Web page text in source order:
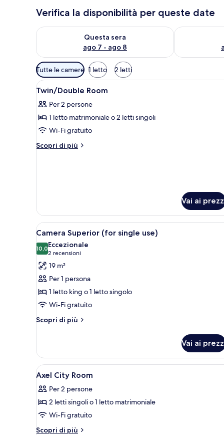
Verifica la disponibilità per queste date
Questa sera
ago 7 - ago 8
Verifica la disponibilità per questa sera, ago 7 - ago 8
Verifica la
Filtri
disponibili
per
camere
Tutte le camere 1 letto 2 letti
Apri
tutte
le
foto
per
Twin/Double
2
Twin/Double Room
Per 2 persone
1 letto matrimoniale o 2 letti singoli
Wi-Fi gratuito
Scopri di più
Altri
Vai ai
Apri
tutte
le
foto
per
Camera
Superior
(for
single
Camera d'albergo con un
5
Camera Superior (for single use)
10,010,0 su 10
Eccezionale
2 recensioni
(2
recensioni)
19 m²
Per 1 persona
1 letto king o 1 letto singolo
Wi-Fi gratuito
Scopri di più
Altri
Superior
(for
single
Vai ai
Apri
tutte
le
foto
per
Axel
Una cassaforte in camera,
6
Axel City Room
Per 2 persone
2 letti singoli o 1 letto matrimoniale
Wi-Fi gratuito
Scopri di più
Altri